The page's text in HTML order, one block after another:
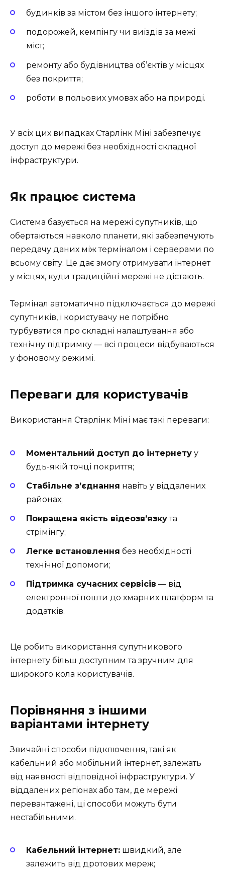
будинків за містом без іншого інтернету;
подорожей, кемпінгу чи виїздів за межі
міст;
ремонту або будівництва об’єктів у місцях
без покриття;
роботи в польових умовах або на природі.
У всіх цих випадках Старлінк Міні забезпечує
доступ до мережі без необхідності складної
інфраструктури.
Як працює система
Система базується на мережі супутників, що
обертаються навколо планети, які забезпечують
передачу даних між терміналом і серверами по
всьому світу. Це дає змогу отримувати інтернет
у місцях, куди традиційні мережі не дістають.
Термінал автоматично підключається до мережі
супутників, і користувачу не потрібно
турбуватися про складні налаштування або
технічну підтримку — всі процеси відбуваються
у фоновому режимі.
Переваги для користувачів
Використання Старлінк Міні має такі переваги:
Моментальний доступ до інтернету у
будь-якій точці покриття;
Стабільне з’єднання навіть у віддалених
районах;
Покращена якість відеозв’язкута
стрімінгу;
Легке встановлення без необхідності
технічної допомоги;
Підтримка сучасних сервісів — від
електронної пошти до хмарних платформ та
додатків.
Це робить використання супутникового
інтернету більш доступним та зручним для
широкого кола користувачів.
Порівняння з іншими
варіантами інтернету
Звичайні способи підключення, такі як
кабельний або мобільний інтернет, залежать
від наявності відповідної інфраструктури. У
віддалених регіонах або там, де мережі
перевантажені, ці способи можуть бути
нестабільними.
Кабельний інтернет: швидкий, але
залежить від дротових мереж;